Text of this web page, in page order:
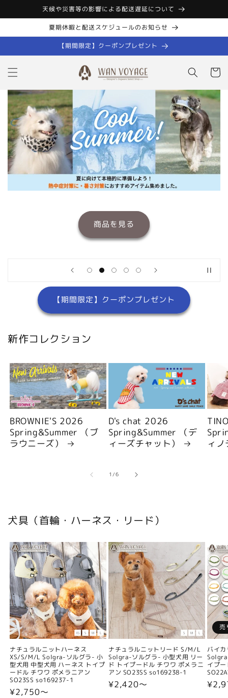
コンテン
ツに進む
天候や災害等の影響による配送遅延について
夏期休暇と配送スケジュールのお知らせ
【期間限定】クーポンプレゼント
ー
商品を見る
【期間限定】クーポンプレゼント
新作コレクション
BROWNIE'S 2026
Spring&Summer （ブ
ラウニーズ）
D's chat 2026
Spring&Summer （デ
ィーズチャット）
ィ
1/の
6
犬具（首輪・ハーネス・リード）
ナチュラルニットハーネス
XS/S/M/L Solgra-ソルグラ- 小
型犬用 中型犬用 ハーネス トイプ
ードル チワワ ポメラニアン
SO23SS so169237-1
通
¥2,750〜
ナチュラルニットリード S/M/L
Solgra-ソルグラ- 小型犬用 リー
ド トイプードル チワワ ポメラニ
アン SO23SS so169238-1
通
¥2,420〜
売
バイ
イプ
通